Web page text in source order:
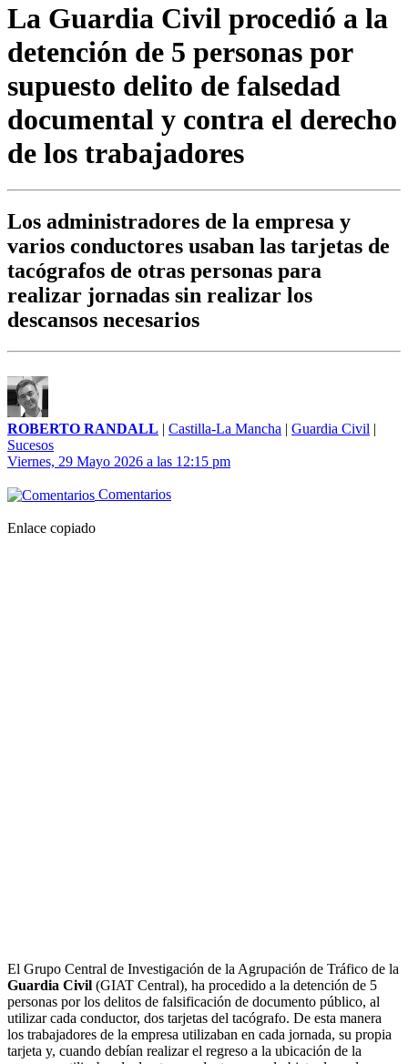
La Guardia Civil procedió a la
detención de 5 personas por
supuesto delito de falsedad
documental y contra el derecho
de los trabajadores
Los administradores de la empresa y
varios conductores usaban las tarjetas de
tacógrafos de otras personas para
realizar jornadas sin realizar los
descansos necesarios
ROBERTO RANDALL | Castilla-La Mancha | Guardia Civil |
Sucesos
Viernes, 29 Mayo 2026 a las 12:15 pm
Comentarios
Enlace copiado
El Grupo Central de Investigación de la Agrupación de Tráfico de la
Guardia Civil (GIAT Central), ha procedido a la detención de 5
personas por los delitos de falsificación de documento público, al
utilizar cada conductor, dos tarjetas del tacógrafo. De esta manera
los trabajadores de la empresa utilizaban en cada jornada, su propia
tarjeta y, cuando debían realizar el regreso a la ubicación de la